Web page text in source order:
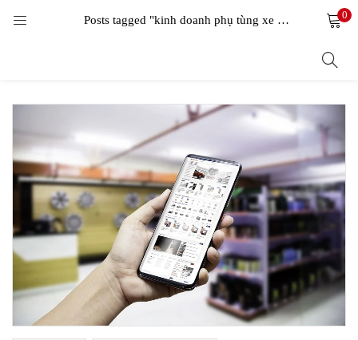
Posts tagged "kinh doanh phụ tùng xe máy" 0
LOGIN
Remember me
Login
Lost password?